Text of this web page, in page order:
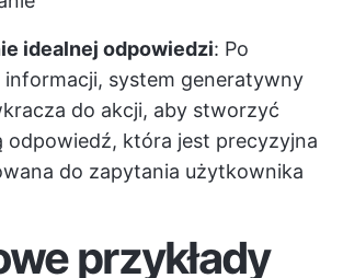
idealnej odpowiedzi: Po
informacji, system generatywny
do akcji, aby stworzyć
odpowiedź, która jest precyzyjna
do zapytania użytkownika
przykłady